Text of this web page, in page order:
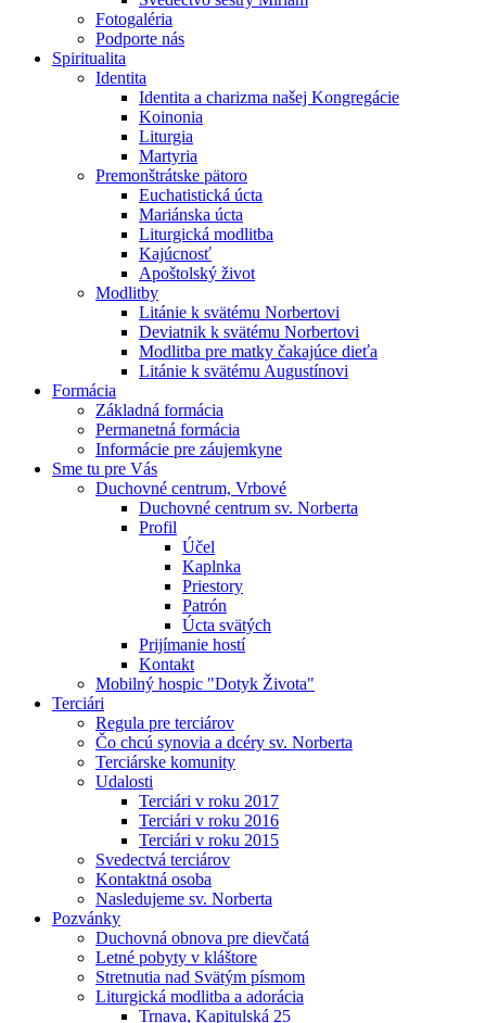
Fotogaléria
Podporte nás
Spiritualita
Identita
Identita a charizma našej Kongregácie
Koinonia
Liturgia
Martyria
Premonštrátske pätoro
Euchatistická úcta
Mariánska úcta
Liturgická modlitba
Kajúcnosť
Apoštolský život
Modlitby
Litánie k svätému Norbertovi
Deviatnik k svätému Norbertovi
Modlitba pre matky čakajúce dieťa
Litánie k svätému Augustínovi
Formácia
Základná formácia
Permanetná formácia
Informácie pre záujemkyne
Sme tu pre Vás
Duchovné centrum, Vrbové
Duchovné centrum sv. Norberta
Profil
Účel
Kaplnka
Priestory
Patrón
Úcta svätých
Prijímanie hostí
Kontakt
Mobilný hospic "Dotyk Života"
Terciári
Regula pre terciárov
Čo chcú synovia a dcéry sv. Norberta
Terciárske komunity
Udalosti
Terciári v roku 2017
Terciári v roku 2016
Terciári v roku 2015
Svedectvá terciárov
Kontaktná osoba
Nasledujeme sv. Norberta
Pozvánky
Duchovná obnova pre dievčatá
Letné pobyty v kláštore
Stretnutia nad Svätým písmom
Liturgická modlitba a adorácia
Trnava, Kapitulská 25